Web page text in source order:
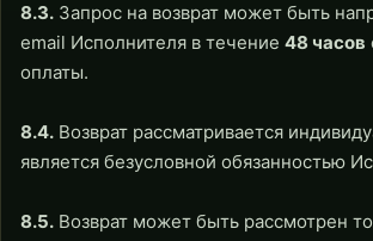
8.3. Запрос на возврат может быть
email Исполнителя в течение 48 часов
оплаты.
8.4. Возврат рассматривается
является безусловной обязанностью
8.5. Возврат может быть рассмотрен